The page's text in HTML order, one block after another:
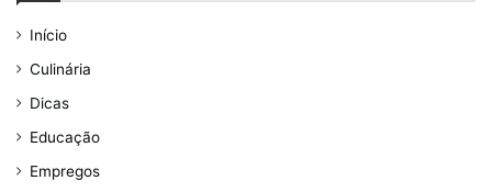
Início
Culinária
Dicas
Educação
Empregos